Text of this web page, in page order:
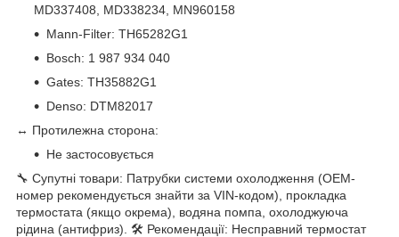
MD337408, MD338234, MN960158
Mann-Filter: TH65282G1
Bosch: 1 987 934 040
Gates: TH35882G1
Denso: DTM82017
↔ Протилежна сторона:
Не застосовується
🔧 Супутні товари: Патрубки системи охолодження (OEM-
номер рекомендується знайти за VIN-кодом), прокладка
термостата (якщо окрема), водяна помпа, охолоджуюча
рідина (антифриз). 🛠 Рекомендації: Несправний термостат